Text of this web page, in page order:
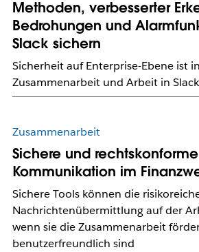
Methoden, verbesserter
Bedrohungen und
Slack sichern
Sicherheit auf Enterprise-Ebene ist
Zusammenarbeit und Arbeit in
Zusammenarbeit
Sichere und rechtskonforme
Kommunikation im
Sichere Tools können die
Nachrichtenübermittlung auf der
wenn sie die Zusammenarbeit
benutzerfreundlich sind